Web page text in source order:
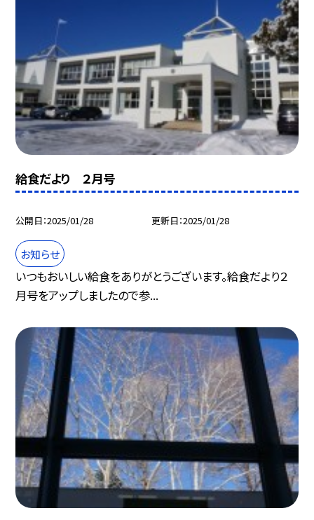
給食だより ２月号
公開日 2025/01/28 更新日 2025/01/28
お知らせ
いつもおいしい給食をありがとうございます。給食だより２
月号をアップしましたので参...